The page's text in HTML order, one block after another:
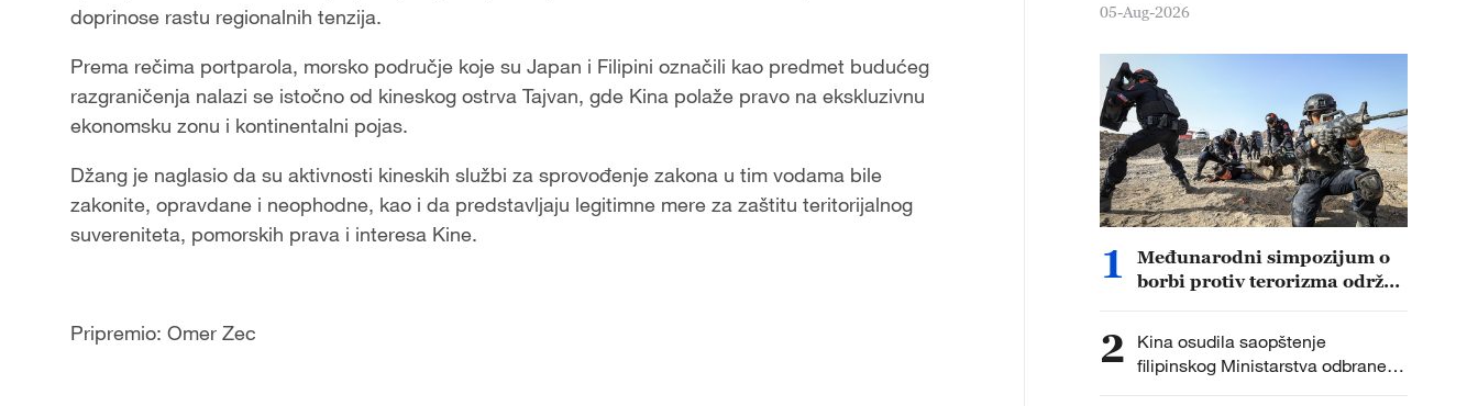
doprinose rastu regionalnih tenzija.
Prema rečima portparola, morsko područje koje su Japan i Filipini označili kao predmet budućeg
razgraničenja nalazi se istočno od kineskog ostrva Tajvan, gde Kina polaže pravo na ekskluzivnu
ekonomsku zonu i kontinentalni pojas.
Džang je naglasio da su aktivnosti kineskih službi za sprovođenje zakona u tim vodama bile
zakonite, opravdane i neophodne, kao i da predstavljaju legitimne mere za zaštitu teritorijalnog
suvereniteta, pomorskih prava i interesa Kine.
Pripremio: Omer Zec
05-Aug-2026
1
Međunarodni simpozijum o
borbi protiv terorizma održan
2
Kina osudila saopštenje
filipinskog Ministarstva odbrane
kao političku provokaciju